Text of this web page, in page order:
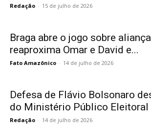
Redação - 15 de julho de 2026
Braga abre o jogo sobre
reaproxima Omar e David e...
Fato Amazônico - 14 de julho de 2026
Defesa de Flávio Bolsonaro
do Ministério Público Eleitoral
Redação - 14 de julho de 2026